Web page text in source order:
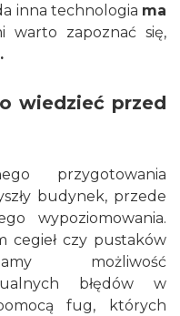
inna technologia ma
warto zapoznać się,
wiedzieć przed
przygotowania
budynek, przede
wypoziomowania.
cegieł czy pustaków
możliwość
błędów w
fug, których